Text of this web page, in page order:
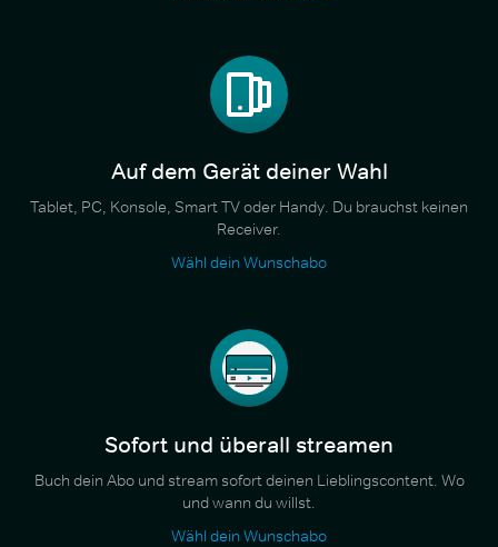
Auf dem Gerät deiner Wahl
Tablet, PC, Konsole, Smart TV oder Handy. Du brauchst keinen
Receiver.
Wähl dein Wunschabo
Sofort und überall streamen
Buch dein Abo und stream sofort deinen Lieblingscontent. Wo
und wann du willst.
Wähl dein Wunschabo